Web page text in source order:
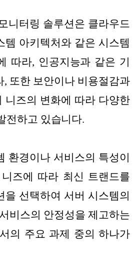
니터링 솔루션은 클라우드
템 아키텍처와 같은 시스템
따라, 인공지능과 같은 기
, 또한 보안이나 비용절감과
니즈의 변화에 따라 다양한
전하고 있습니다.
환경이나 서비스의 특성이
즈에 따라 최신 트랜드를
을 선택하여 서버 시스템의
비스의 안정성을 제고하는
의 주요 과제 중의 하나가